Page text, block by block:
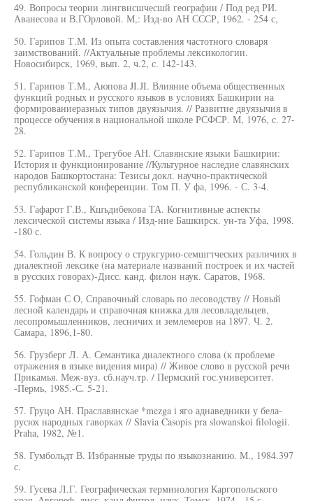
49. Вопросы теории лингвисшчесшй географии / Под ред РИ.
Аванесова и В.ГОрловой. М,: Изд-во АН СССР, 1962. - 254 с,
50. Гарипов Т.М. Из опыта составления частотного словаря
заимствований. //Актуальные проблемы лексикологии.
Новосибирск, 1969, вып. 2, ч.2, с. 142-143.
51. Гарипов Т.М., Аюпова JI.JI. Влияние объема общественных
функций родных и русского языков в условиях Башкирии на
формированиеразных типов двуязычия. // Развитие двуязычия в
процессе обучения в национальной школе РСФСР. М, 1976, с. 27-
28.
52. Гарипов Т.М., Трегубое АН. Славянские языки Башкирии:
История и функционирование //Культурное наследие славянских
народов Башкортостана: Тезисы докл. научно-практической
республиканской конференции. Том П. У фа, 1996. - С. 3-4.
53. Гафарот Г.В., Кшъдибекова ТА. Когнитивные аспекты
лексической системы языка / Изд-ние Башкирск. ун-та Уфа, 1998.
-180 с.
54. Гольдин В. К вопросу о струкгурио-семшгтческих различиях в
диалектной лексике (на материале названий построек и их частей
в русских говорах)-Дисс. канд. филон наук. Саратов, 1968.
55. Гофман С О, Справочный словарь по лесоводству // Новый
лесной календарь и справочная книжка для лесовладельцев,
лесопромышленников, лесничих и землемеров на 1897. Ч. 2.
Самара, 1896,1-80.
56. Грузберг Л. А. Семантика диалектного слова (к проблеме
отражения в языке видения мира) // Живое слово в русской речи
Прикамья. Меж-вуз. сб.науч.тр. / Пермский гос.университет.
-Пермь, 1985.-С. 5-21.
57. Груцо АН. Праславянскае *mezga i яго аднаведники у бела-
русюх народных гаворках // Slavia Casopis pra slowanskoi filologii.
Praha, 1982, №1.
58. Гумбольдт В. Избранные труды по языкознанию. М., 1984.397
с.
59. Гусева Л.Г. Географическая терминология Каргопольского